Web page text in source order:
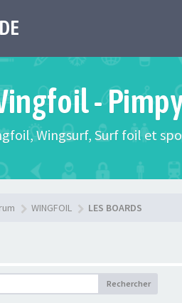
-
Wingsurf, Surf foil et
WINGFOIL LES BOARDS
Rechercher